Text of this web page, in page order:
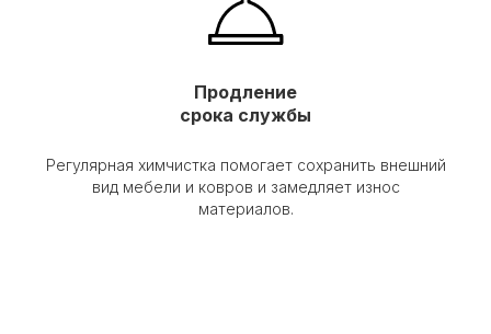
Продление
срока службы
Регулярная химчистка помогает сохранить внешний
вид мебели и ковров и замедляет износ
материалов.